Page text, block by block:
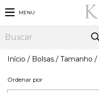
MENU
Início / Bolsas / Tamanho /
Ordenar por